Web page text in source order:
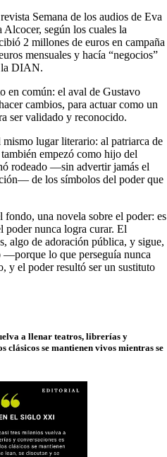
Semana de los audios de Eva
según los cuales la
2 millones de euros en campaña
mensuales y hacía “negocios”
la DIAN.
en común: el aval de Gustavo
cambios, para actuar como un
ser validado y reconocido.
lugar literario: al patriarca de
empezó como hijo del
rodeado —sin advertir jamás el
de los símbolos del poder que
una novela sobre el poder: es
poder nunca logra curar. El
algo de adoración pública, y sigue,
—porque lo que perseguía nunca
y el poder resultó ser un sustituto
a llenar teatros, librerías y
clásicos se mantienen vivos mientras se